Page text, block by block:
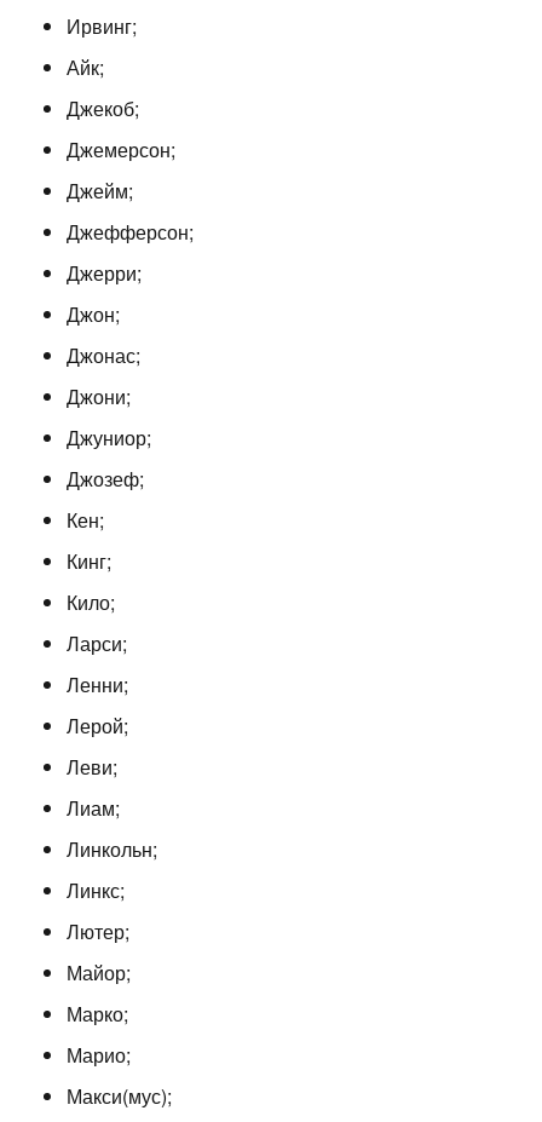
Ирвинг;
Айк;
Джекоб;
Джемерсон;
Джейм;
Джефферсон;
Джерри;
Джон;
Джонас;
Джони;
Джуниор;
Джозеф;
Кен;
Кинг;
Кило;
Ларси;
Ленни;
Лерой;
Леви;
Лиам;
Линкольн;
Линкс;
Лютер;
Майор;
Марко;
Марио;
Макси(мус);